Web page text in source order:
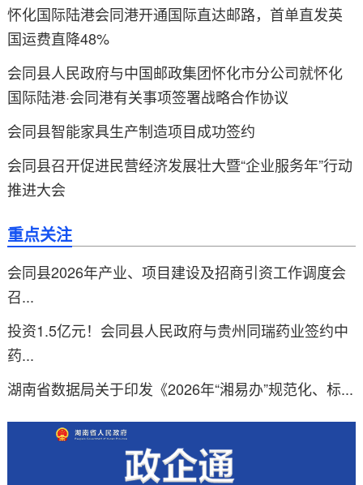
怀化国际陆港会同港开通国际直达邮路，首单直发英
国运费直降48%
会同县人民政府与中国邮政集团怀化市分公司就怀化
国际陆港·会同港有关事项签署战略合作协议
会同县智能家具生产制造项目成功签约
会同县召开促进民营经济发展壮大暨“企业服务年”行动
推进大会
重点关注
会同县2026年产业、项目建设及招商引资工作调度会
召...
投资1.5亿元！会同县人民政府与贵州同瑞药业签约中
药...
湖南省数据局关于印发《2026年“湘易办”规范化、标...